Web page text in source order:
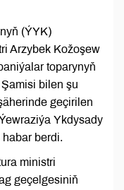
(ÝYK)
Arzybek Kožoşew
toparynyň
bilen şu
geçirilen
Ykdysady
berdi.
ministri
geçelgesiniň